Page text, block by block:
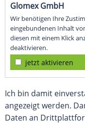
Glomex GmbH
Wir benötigen Ihre
eingebundenen Inhalt
diesen mit einem Klick
deaktivieren.
jetzt aktivieren
Ich bin damit
angezeigt werden.
Daten an